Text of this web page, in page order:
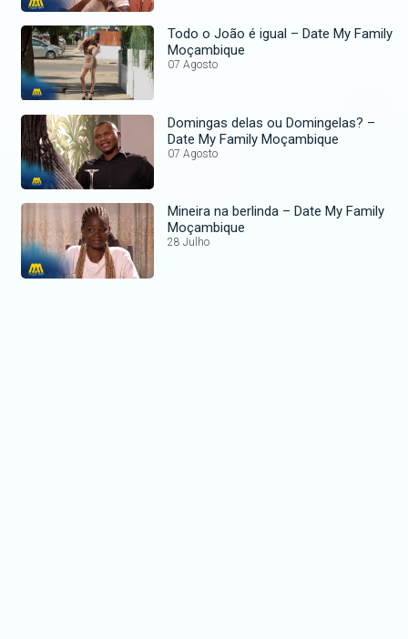
Todo o João é igual – Date My Family
Moçambique
07 Agosto
Domingas delas ou Domingelas? –
Date My Family Moçambique
07 Agosto
Mineira na berlinda – Date My Family
Moçambique
28 Julho